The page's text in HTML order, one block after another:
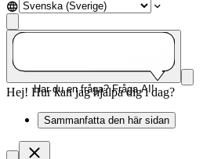
Har du en fråga? Fråga AI!
Hej! Hur kan jag hjälpa dig i dag?
Sammanfatta den här sidan